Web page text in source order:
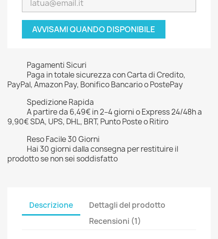
AVVISAMI QUANDO DISPONIBILE
Pagamenti Sicuri
Paga in totale sicurezza con Carta di Credito,
PayPal, Amazon Pay, Bonifico Bancario o PostePay
Spedizione Rapida
A partire da 6,49€ in 2–4 giorni o Express 24/48h a
9,90€ SDA, UPS, DHL, BRT, Punto Poste o Ritiro
Reso Facile 30 Giorni
Hai 30 giorni dalla consegna per restituire il
prodotto se non sei soddisfatto
Descrizione
Dettagli del prodotto
Recensioni (1)